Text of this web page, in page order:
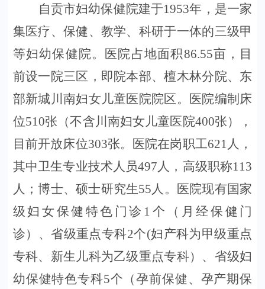
自贡市妇幼保健院建于1953年， 是一家
集医疗、保健、教学、科研于一体的三级甲
等妇幼保健院。医院占地面积86.55亩，目
前设一院三区，即院本部、檀木林分院、东
部新城川南妇女儿童医院院区。医院编制床
位510张（不含川南妇女儿童医院400张），
目前开放床位303张。 医院在岗职工621人，
其中卫生专业技术人员497人，高级职称113
人；博士、硕士研究生55人。
医院现有国家
级妇女保健特色门诊 1 个（月经保健门
诊）、省级重点专科2个(妇产科为甲级重点
专科、新生儿科为乙级重点专科） 、 省级妇
幼保健特色专科5个（孕前保健、孕产期保